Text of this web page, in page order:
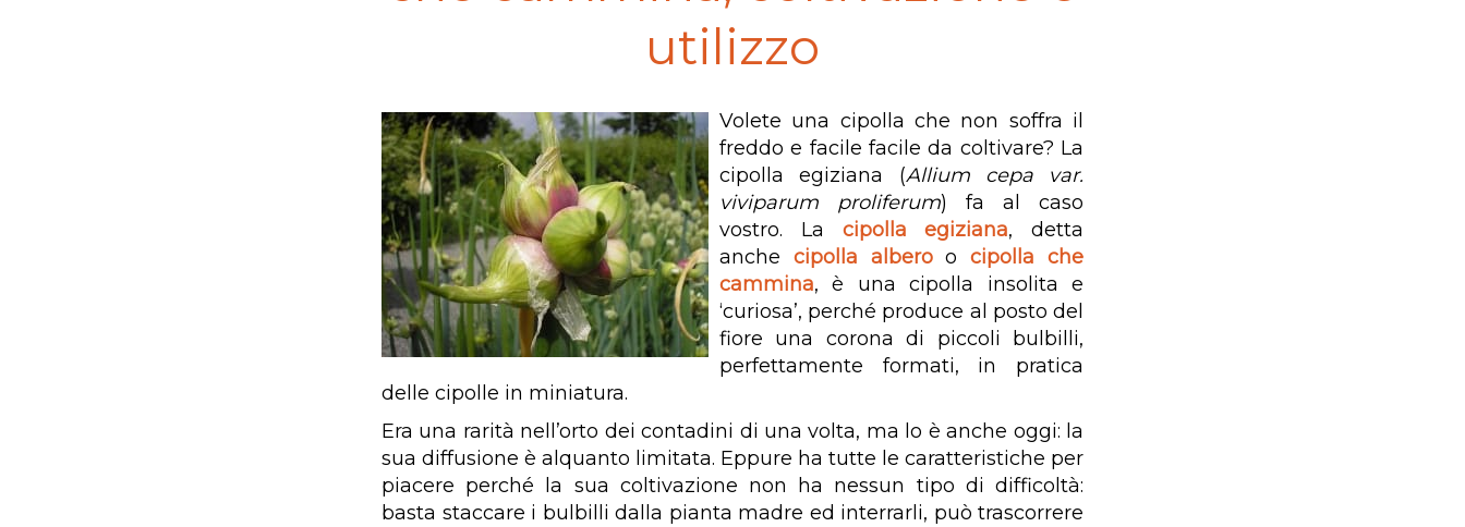
utilizzo
Volete una cipolla che non soffra il
freddo e facile facile da coltivare? La
cipolla egiziana (Allium cepa var.
viviparum proliferum) fa al caso
vostro. La cipolla egiziana, detta
anche cipolla alberoocipolla che
cammina, è una cipolla insolita e
‘curiosa’, perché produce al posto del
fiore una corona di piccoli bulbilli,
perfettamente formati, in pratica
delle cipolle in miniatura.
Era una rarità nell’orto dei contadini di una volta, ma lo è anche oggi: la
sua diffusione è alquanto limitata. Eppure ha tutte le caratteristiche per
piacere perché la sua coltivazione non ha nessun tipo di difficoltà:
basta staccare i bulbilli dalla pianta madre ed interrarli, può trascorrere